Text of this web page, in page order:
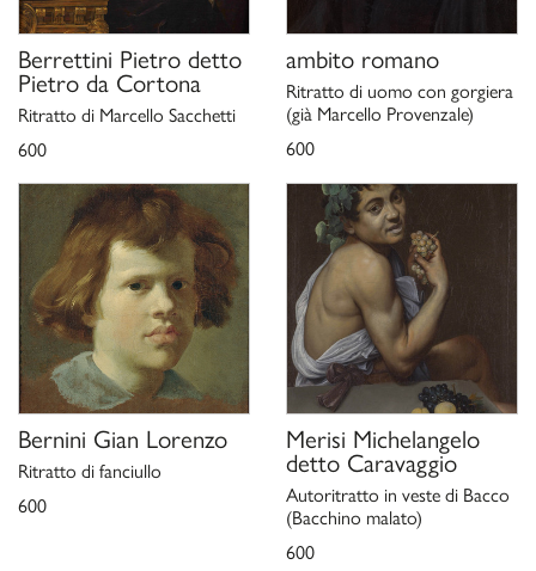
Berrettini Pietro detto
Pietro da Cortona
Ritratto di Marcello Sacchetti
600
ambito romano
Ritratto di uomo con gorgiera
(già Marcello Provenzale)
600
Bernini Gian Lorenzo
Ritratto di fanciullo
600
Merisi Michelangelo
detto Caravaggio
Autoritratto in veste di Bacco
(Bacchino malato)
600